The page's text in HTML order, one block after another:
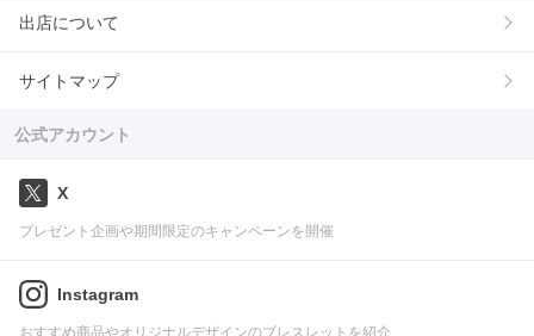
出店について
サイトマップ
公式アカウント
X
プレゼント企画や期間限定のキャンペーンを開催
Instagram